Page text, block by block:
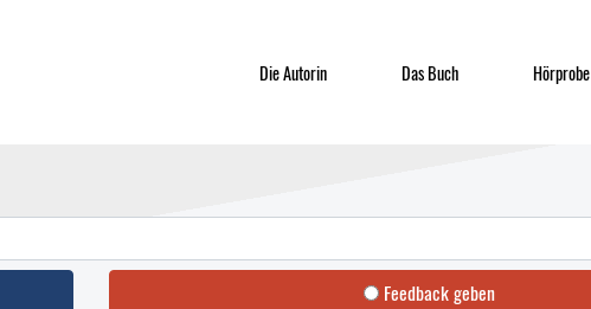
Die Autorin Das Buch Hörprobe
Feedback geben